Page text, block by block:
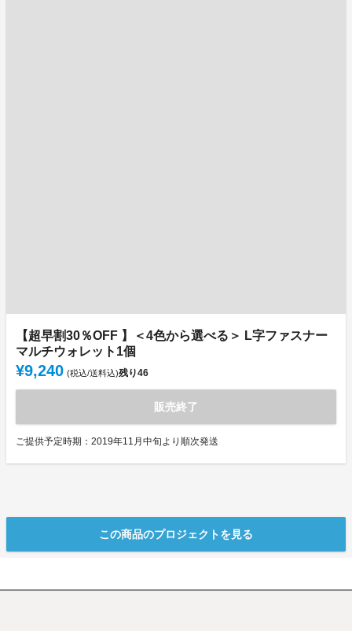
【超早割30％OFF 】＜4色から選べる＞ L字ファスナー
マルチウォレット1個
¥9,240 (税込/送料込)残り46
販売終了
ご提供予定時期：2019年11月中旬より順次発送
この商品のプロジェクトを見る